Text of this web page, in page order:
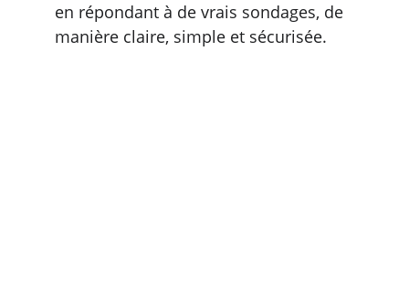
en répondant à de vrais sondages, de
manière claire, simple et sécurisée.